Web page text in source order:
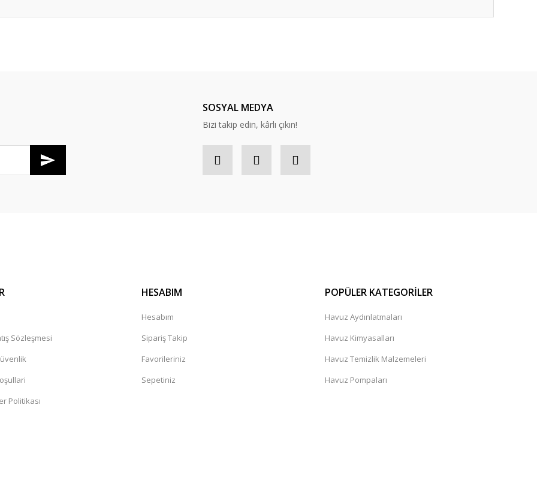
SOSYAL MEDYA
Bizi takip edin, kârlı çıkın!
Sözleşmesi
Politikası
HESABIM
Hesabım
Sipariş Takip
Favorileriniz
Sepetiniz
POPÜLER KATEGORİLER
Havuz Aydınlatmaları
Havuz Kimyasalları
Havuz Temizlik Malzemeleri
Havuz Pompaları